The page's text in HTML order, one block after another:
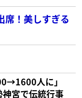
！美しすぎる
人に」
宮で伝統行事